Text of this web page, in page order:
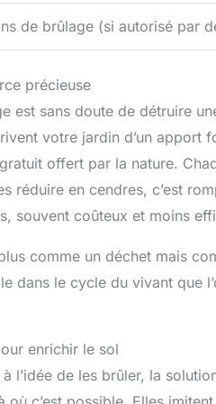
de brûlage (si autorisé par
précieuse
est sans doute de détruire
votre jardin d’un apport
offert par la nature.
réduire en cendres, c’est
souvent coûteux et moins
comme un déchet mais
dans le cycle du vivant
enrichir le sol
l’idée de les brûler, la